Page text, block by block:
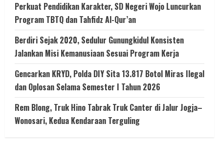
Perkuat Pendidikan Karakter, SD Negeri Wojo Luncurkan
Program TBTQ dan Tahfidz Al-Qur’an
Berdiri Sejak 2020, Sedulur Gunungkidul Konsisten
Jalankan Misi Kemanusiaan Sesuai Program Kerja
Gencarkan KRYD, Polda DIY Sita 13.817 Botol Miras Ilegal
dan Oplosan Selama Semester I Tahun 2026
Rem Blong, Truk Hino Tabrak Truk Canter di Jalur Jogja–
Wonosari, Kedua Kendaraan Terguling